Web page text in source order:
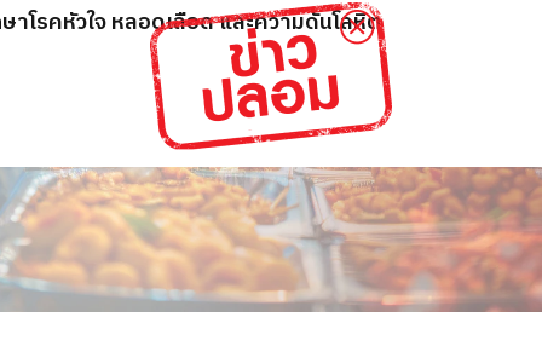
รคหัวใจ หลอดเลือด และความดันโลหิต